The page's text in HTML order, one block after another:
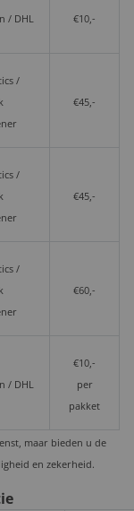
/ DHL €10,-
/
€45,-
/
€45,-
/
€60,-
/ DHL
€10,-
per
pakket
maar bieden u de
en zekerheid.